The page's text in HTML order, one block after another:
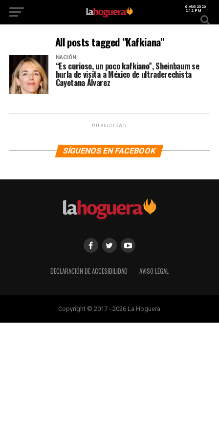
6 AUG 2026
2:12 PM
All posts tagged "Kafkiana"
NACIÓN
“Es curioso, un poco kafkiano”, Sheinbaum se
burla de visita a México de ultraderechista
Cayetana Álvarez
PUBLICIDAD
SÍGUENOS EN FACEBOOK
DECLARACIÓN DE ACCESIBILIDAD AVISO LEGAL
Copyright © 2017 - 2026 La Hoguera